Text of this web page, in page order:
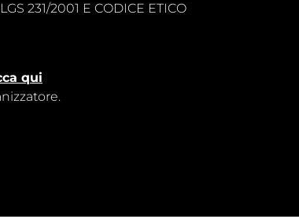
231/2001 E CODICE ETICO
qui
.